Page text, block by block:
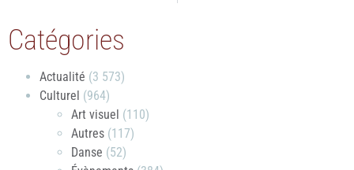
Catégories
Actualité (3 573)
Culturel (964)
Art visuel (110)
Autres (117)
Danse (52)